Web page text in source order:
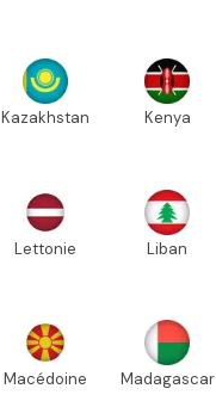
Kazakhstan Kenya
Lettonie Liban
Macédoine Madagascar